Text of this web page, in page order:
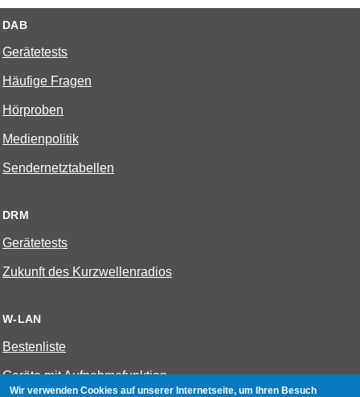
DAB
Gerätetests
Häufige Fragen
Hörproben
Medienpolitik
Sendernetztabellen
DRM
Gerätetests
Zukunft des Kurzwellenradios
W-LAN
Bestenliste
Geräte mit Aufnahmefunktion
Wir verwenden Cookies auf unserer Internetseite, um Ihren Besuch